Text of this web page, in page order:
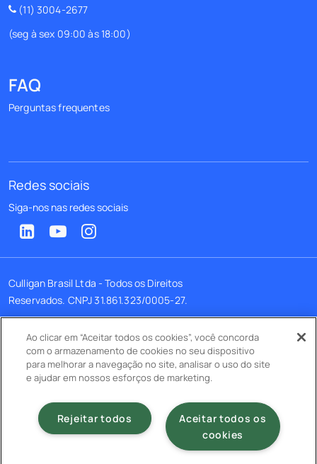
(11) 3004-2677
(seg à sex 09:00 às 18:00)
FAQ
Perguntas frequentes
Redes sociais
Siga-nos nas redes sociais
Culligan Brasil Ltda - Todos os Direitos
Reservados. CNPJ 31.861.323/0005-27.
Paulicéia, São Bernardo do Campo/SP, CEP
09.691-350
Ao clicar em “Aceitar todos os cookies”, você concorda
com o armazenamento de cookies no seu dispositivo
para melhorar a navegação no site, analisar o uso do site
e ajudar em nossos esforços de marketing.
Aceitar todos os
cookies
Rejeitar todos